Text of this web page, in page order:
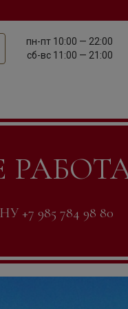
пн-пт 10:00 — 22:00
сб-вс 11:00 — 21:00
985 784 98 80